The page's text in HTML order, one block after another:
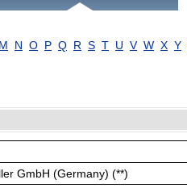
M N O P Q R S T U V W X Y
GmbH (Germany) (**)